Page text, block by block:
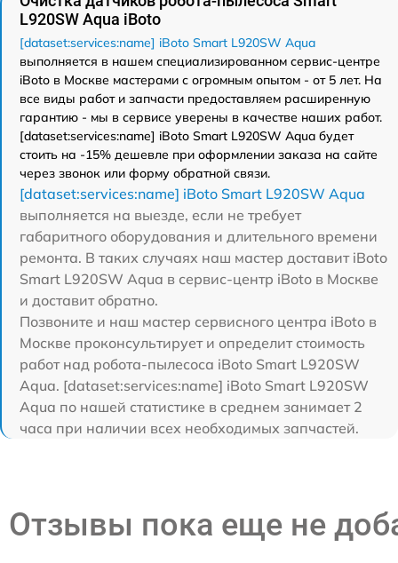
L920SW Aqua iBoto
[dataset:services:name] iBoto Smart L920SW Aqua
выполняется в нашем специализированном сервис-центре
iBoto в Москве мастерами с огромным опытом - от 5 лет. На
все виды работ и запчасти предоставляем расширенную
гарантию - мы в сервисе уверены в качестве наших работ.
[dataset:services:name] iBoto Smart L920SW Aqua будет
стоить на -15% дешевле при оформлении заказа на сайте
через звонок или форму обратной связи.
[dataset:services:name] iBoto Smart L920SW Aqua
выполняется на выезде, если не требует
габаритного оборудования и длительного времени
ремонта. В таких случаях наш мастер доставит iBoto
Smart L920SW Aqua в сервис-центр iBoto в Москве
и доставит обратно.
Позвоните и наш мастер сервисного центра iBoto в
Москве проконсультирует и определит стоимость
работ над робота-пылесоса iBoto Smart L920SW
Aqua. [dataset:services:name] iBoto Smart L920SW
Aqua по нашей статистике в среднем занимает 2
часа при наличии всех необходимых запчастей.
Отзывы пока еще не